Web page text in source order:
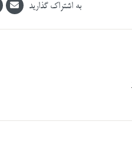
به اشتراک گذارید